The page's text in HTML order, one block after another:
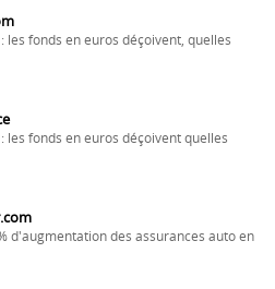
les fonds en euros déçoivent, quelles
les fonds en euros déçoivent quelles
d'augmentation des assurances auto en